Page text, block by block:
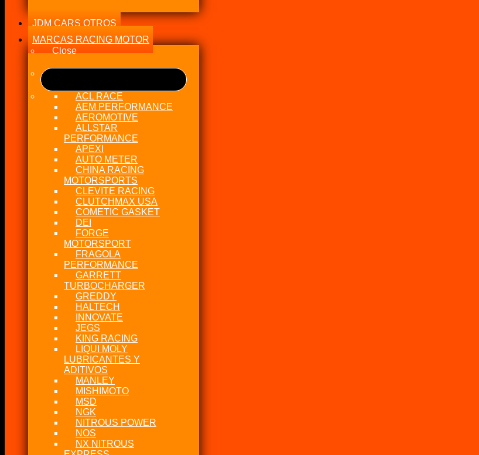
JDM CARS OTROS
MARCAS RACING MOTOR
Close
ACL RACE
AEM PERFORMANCE
AEROMOTIVE
ALLSTAR
PERFORMANCE
APEXI
AUTO METER
CHINA RACING
MOTORSPORTS
CLEVITE RACING
CLUTCHMAX USA
COMETIC GASKET
DEI
FORGE
MOTORSPORT
FRAGOLA
PERFORMANCE
GARRETT
TURBOCHARGER
GREDDY
HALTECH
INNOVATE
JEGS
KING RACING
LIQUI MOLY
LUBRICANTES Y
ADITIVOS
MANLEY
MISHIMOTO
MSD
NGK
NITROUS POWER
NOS
NX NITROUS